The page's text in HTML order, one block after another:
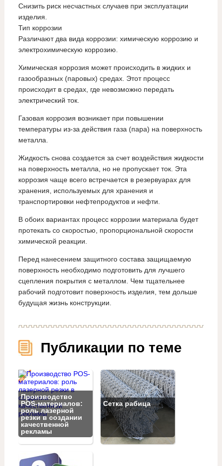
Снизить риск несчастных случаев при эксплуатации
изделия.
Тип коррозии
Различают два вида коррозии: химическую коррозию и
электрохимическую коррозию.
Химическая коррозия может происходить в жидких и
газообразных (паровых) средах. Этот процесс
происходит в средах, где невозможно передать
электрический ток.
Газовая коррозия возникает при повышении
температуры из-за действия газа (пара) на поверхность
металла.
Жидкость снова создается за счет воздействия жидкости
на поверхность металла, но не пропускает ток. Эта
коррозия чаще всего встречается в резервуарах для
хранения, используемых для хранения и
транспортировки нефтепродуктов и нефти.
В обоих вариантах процесс коррозии материала будет
протекать со скоростью, пропорциональной скорости
химической реакции.
Перед нанесением защитного состава защищаемую
поверхность необходимо подготовить для лучшего
сцепления покрытия с металлом. Чем тщательнее
рабочий подготовит поверхность изделия, тем дольше
будущая жизнь конструкции.
Публикации по теме
Производство
POS-материалов:
роль лазерной
резки в создании
качественной
рекламы
Сетка рабица